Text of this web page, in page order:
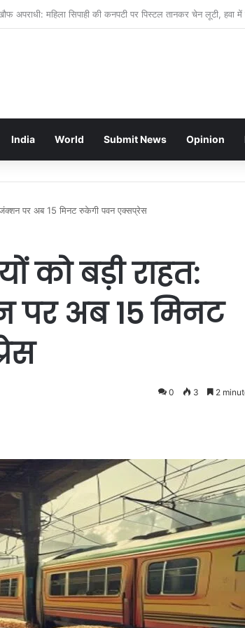
के यश की रिहाई की उम्मीदें बढ़ीं: केंद्रीय मंत्री ने विदेश मंत्रालय से
India World Submit News Opinion
जंक्शन पर अब 15 मिनट रुकेगी पवन एक्सप्रेस
को बड़ी राहत:
अब 15 मिनट
0 3 2